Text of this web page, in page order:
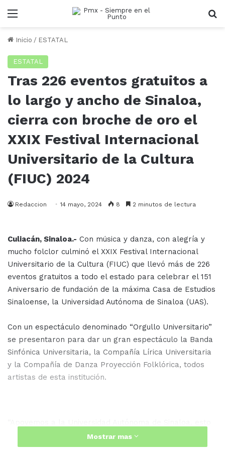
Menu
Inicio / ESTATAL
ESTATAL
Tras 226 eventos gratuitos a
lo largo y ancho de Sinaloa,
cierra con broche de oro el
XXIX Festival Internacional
Universitario de la Cultura
(FIUC) 2024
Redaccion 14 mayo, 2024 8 2 minutos de lectura
Culiacán, Sinaloa.- Con música y danza, con alegría y
mucho folclor culminó el XXIX Festival Internacional
Universitario de la Cultura (FIUC) que llevó más de 226
eventos gratuitos a todo el estado para celebrar el 151
Aniversario de fundación de la máxima Casa de Estudios
Sinaloense, la Universidad Autónoma de Sinaloa (UAS).
Con un espectáculo denominado “Orgullo Universitario”
se presentaron para dar un gran espectáculo la Banda
Sinfónica Universitaria, la Compañía Lírica Universitaria
y la Compañía de Danza Proyección Folklórica, todos
artistas de esta institución.
es la Universidad, esto es la UAS, esto es lo que quiere
Sinaloa”, enfatizó el Encargado del Despacho de
Mostrar mas